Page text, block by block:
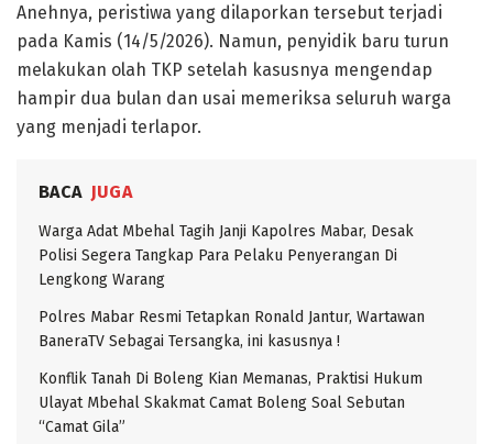
​Anehnya, peristiwa yang dilaporkan tersebut terjadi
pada Kamis (14/5/2026). Namun, penyidik baru turun
melakukan olah TKP setelah kasusnya mengendap
hampir dua bulan dan usai memeriksa seluruh warga
yang menjadi terlapor.
BACA JUGA
Warga Adat Mbehal Tagih Janji Kapolres Mabar, Desak
Polisi Segera Tangkap Para Pelaku Penyerangan Di
Lengkong Warang
Polres Mabar Resmi Tetapkan Ronald Jantur, Wartawan
BaneraTV Sebagai Tersangka, ini kasusnya !
Konflik Tanah Di Boleng Kian Memanas, Praktisi Hukum
Ulayat Mbehal Skakmat Camat Boleng Soal Sebutan
“Camat Gila”